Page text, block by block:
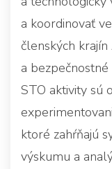
a koordinovať
členských
a
STO aktivity sú
ktoré zahŕňajú
výskumu a